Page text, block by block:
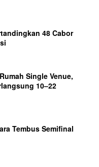
48 Cabor
Single Venue,
10–22
Tembus Semifinal